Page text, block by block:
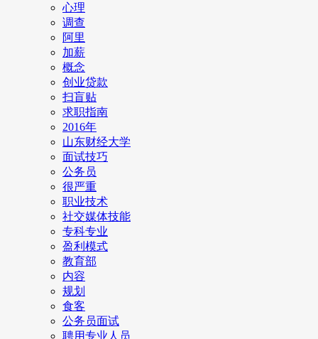
心理
调查
阿里
加薪
概念
创业贷款
扫盲贴
求职指南
2016年
山东财经大学
面试技巧
公务员
很严重
职业技术
社交媒体技能
专科专业
盈利模式
教育部
内容
规划
食客
公务员面试
聘用专业人员